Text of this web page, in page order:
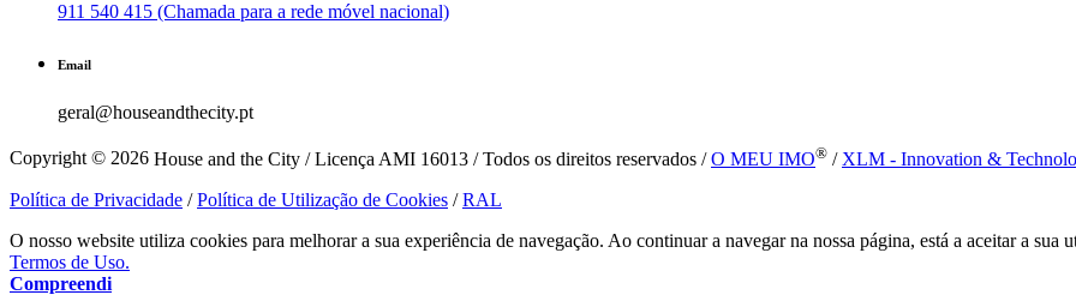
911 540 415 (Chamada para a rede móvel nacional)
Email
geral@houseandthecity.pt
Copyright © 2026 House and the City / Licença AMI 16013 / Todos os direitos reservados /O MEU IMO® / XLM - Innovation &
Política de Privacidade /Política de Utilização de Cookies /RAL
O nosso website utiliza cookies para melhorar a sua experiência de navegação. Ao continuar a navegar na nossa página, está a aceitar a sua
Termos de Uso.
Compreendi